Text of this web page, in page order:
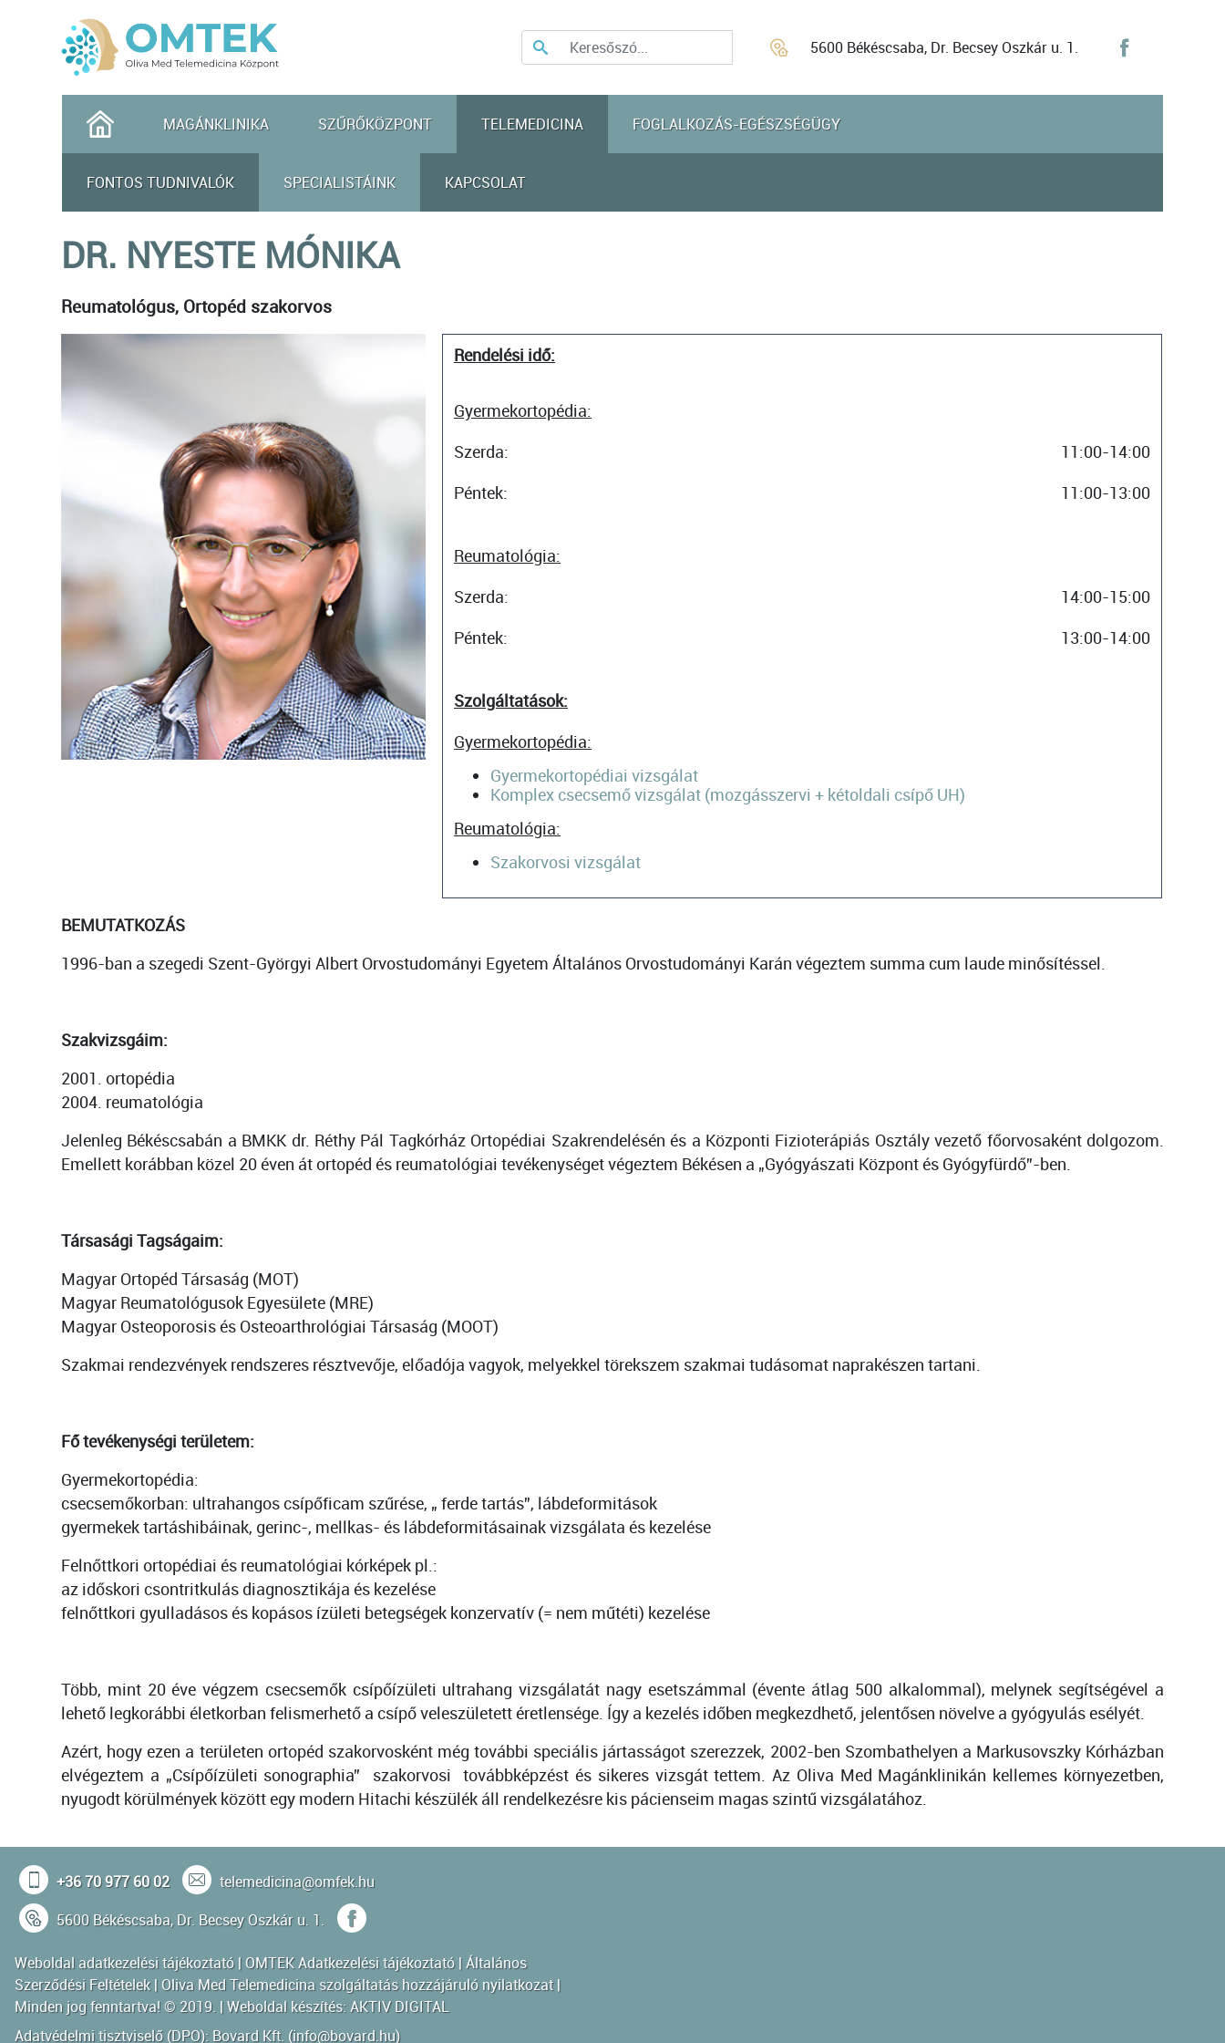
5600 Békéscsaba, Dr. Becsey Oszkár u. 1.
MAGÁNKLINIKA SZŰRŐKÖZPONT TELEMEDICINA FOGLALKOZÁS-EGÉSZSÉGÜGY
FONTOS TUDNIVALÓK SPECIALISTÁINK KAPCSOLAT
DR. NYESTE MÓNIKA
Reumatológus, Ortopéd szakorvos
Rendelési idő:
Gyermekortopédia:
Szerda:
11:00-14:00
Péntek:
11:00-13:00
Reumatológia:
Szerda:
14:00-15:00
Péntek:
13:00-14:00
Szolgáltatások:
Gyermekortopédia:
Gyermekortopédiai vizsgálat
Komplex csecsemő vizsgálat (mozgásszervi + kétoldali csípő UH)
Reumatológia:
Szakorvosi vizsgálat
BEMUTATKOZÁS
1996-ban a szegedi Szent-Györgyi Albert Orvostudományi Egyetem Általános Orvostudományi Karán végeztem summa cum laude minősítéssel.
Szakvizsgáim:
2001. ortopédia
2004. reumatológia
Jelenleg Békéscsabán a BMKK dr. Réthy Pál Tagkórház Ortopédiai Szakrendelésén és a Központi Fizioterápiás Osztály vezető főorvosaként dolgozom.
Emellett korábban közel 20 éven át ortopéd és reumatológiai tevékenységet végeztem Békésen a „Gyógyászati Központ és Gyógyfürdő”-ben.
Társasági Tagságaim:
Magyar Ortopéd Társaság (MOT)
Magyar Reumatológusok Egyesülete (MRE)
Magyar Osteoporosis és Osteoarthrológiai Társaság (MOOT)
Szakmai rendezvények rendszeres résztvevője, előadója vagyok, melyekkel törekszem szakmai tudásomat naprakészen tartani.
Fő tevékenységi területem:
Gyermekortopédia:
csecsemőkorban: ultrahangos csípőficam szűrése, „ ferde tartás”, lábdeformitások
gyermekek tartáshibáinak, gerinc-, mellkas- és lábdeformitásainak vizsgálata és kezelése
Felnőttkori ortopédiai és reumatológiai kórképek pl.:
az időskori csontritkulás diagnosztikája és kezelése
felnőttkori gyulladásos és kopásos ízületi betegségek konzervatív (= nem műtéti) kezelése
Több, mint 20 éve végzem csecsemők csípőízületi ultrahang vizsgálatát nagy esetszámmal (évente átlag 500 alkalommal), melynek segítségével a
lehető legkorábbi életkorban felismerhető a csípő veleszületett éretlensége. Így a kezelés időben megkezdhető, jelentősen növelve a gyógyulás esélyét.
Azért, hogy ezen a területen ortopéd szakorvosként még további speciális jártasságot szerezzek, 2002-ben Szombathelyen a Markusovszky Kórházban
elvégeztem a „Csípőízületi sonographia” szakorvosi továbbképzést és sikeres vizsgát tettem. Az Oliva Med Magánklinikán kellemes környezetben,
nyugodt körülmények között egy modern Hitachi készülék áll rendelkezésre kis pácienseim magas szintű vizsgálatához.
+36 70 977 60 02
telemedicina@omfek.hu
5600 Békéscsaba, Dr. Becsey Oszkár u. 1.
Weboldal adatkezelési tájékoztató| OMTEK Adatkezelési tájékoztató|Általános
Szerződési Feltételek| Oliva Med Telemedicina szolgáltatás hozzájáruló nyilatkozat|
Minden jog fenntartva! © 2019. | Weboldal készítés:AKTIV DIGITAL
Adatvédelmi tisztviselő (DPO): Bovard Kft. (info@bovard.hu)